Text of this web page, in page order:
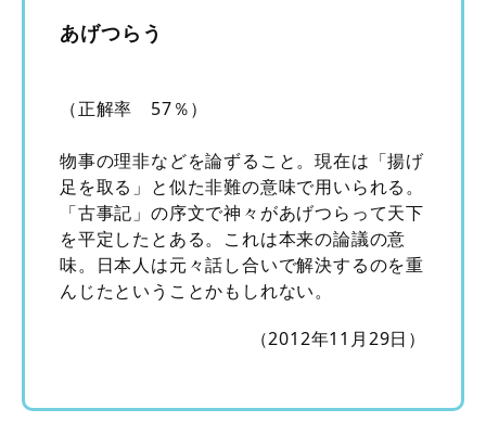
あげつらう
（正解率 57％）
物事の理非などを論ずること。現在は「揚げ
足を取る」と似た非難の意味で用いられる。
「古事記」の序文で神々があげつらって天下
を平定したとある。これは本来の論議の意
味。日本人は元々話し合いで解決するのを重
んじたということかもしれない。
（2012年11月29日）